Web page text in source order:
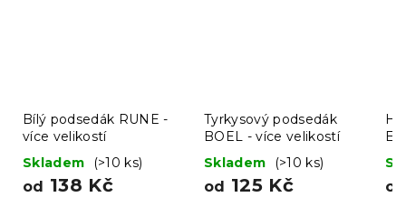
Bílý podsedák RUNE -
více velikostí
Skladem
(>10 ks)
od 138 Kč
Tyrkysový podsedák
BOEL - více velikostí
Skladem
(>10 ks)
od 125 Kč od